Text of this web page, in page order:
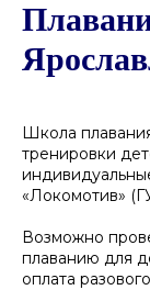
Школа
тренировки
«Локомотив»
Возможно
плаванию для
оплата